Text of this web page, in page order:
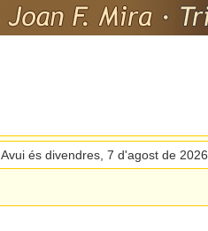
Avui és divendres, 7 d'agost de 2026